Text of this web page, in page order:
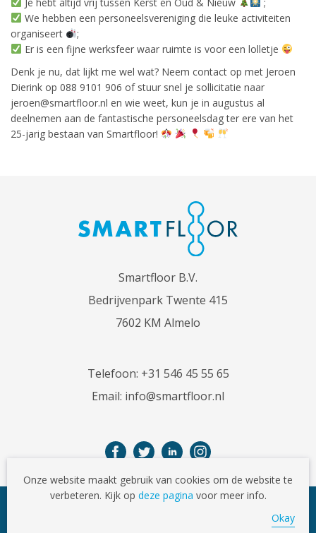
Onze website maakt gebruik van cookies om de website te
verbeteren. Kijk op deze pagina voor meer info.
Okay
We hebben een personeelsvereniging die leuke activiteiten
organiseert
;
Er is een fijne werksfeer waar ruimte is voor een lolletje
Denk je nu, dat lijkt me wel wat? Neem contact op met Jeroen
Dierink op 088 9101 906 of stuur snel je sollicitatie naar
jeroen@smartfloor.nl en wie weet, kun je in augustus al
deelnemen aan de fantastische personeelsdag ter ere van het
25-jarig bestaan van Smartfloor!
Smartfloor B.V.
Bedrijvenpark Twente 415
7602 KM Almelo
Telefoon: +31 546 45 55 65
Email: info@smartfloor.nl